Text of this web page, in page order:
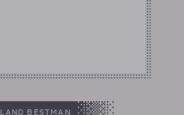
BESTMAN